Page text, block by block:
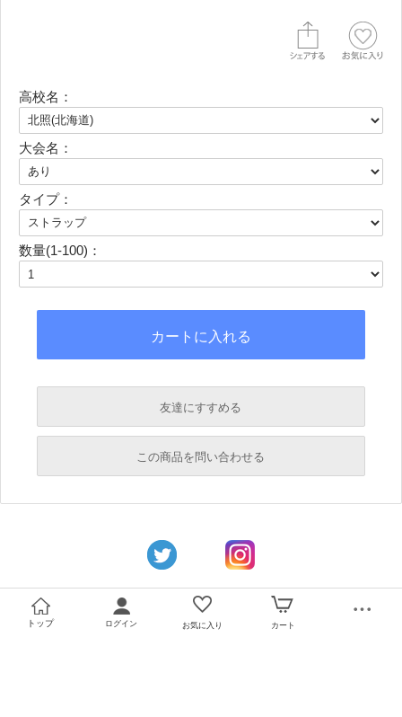
高校名：
大会名：
タイプ：
数量(1-100)：
友達にすすめる
必須
必須
この商品を問い合わせる
必須
トップ ログイン お気に入り カート